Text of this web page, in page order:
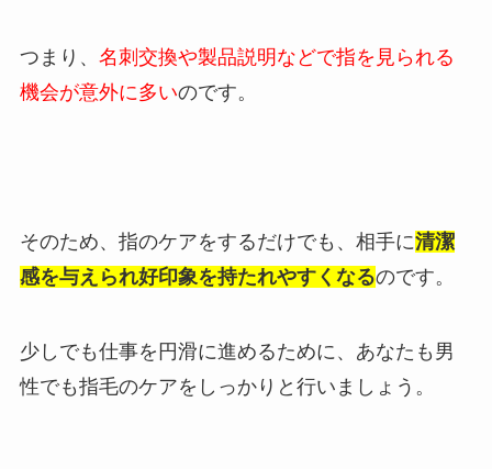
つまり、 名刺交換や製品説明などで指を見られる
機会が意外に多いのです。
そのため、指のケアをするだけでも、相手に清潔
感を与えられ好印象を持たれやすくなるのです。
少しでも仕事を円滑に進めるために、あなたも男
性でも指毛のケアをしっかりと行いましょう。